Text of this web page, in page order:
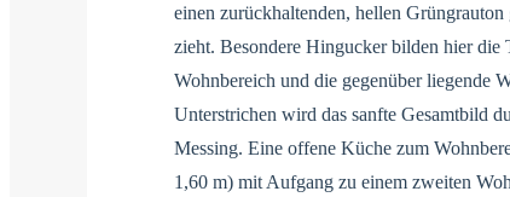
einen zurückhaltenden, hellen
zieht. Besondere Hingucker bilden hier
Wohnbereich und die gegenüber liegende
Unterstrichen wird das sanfte Gesamtbild
Messing. Eine offene Küche zum
1,60 m) mit Aufgang zu einem zweiten